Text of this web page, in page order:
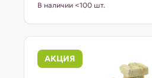
В наличии <100 шт.
АКЦИЯ